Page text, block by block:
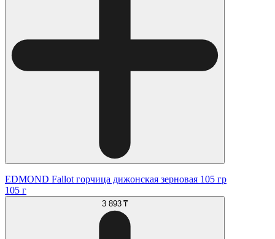
EDMOND Fallot горчица дижонская зерновая 105 гр
105 г
3 893 ₸